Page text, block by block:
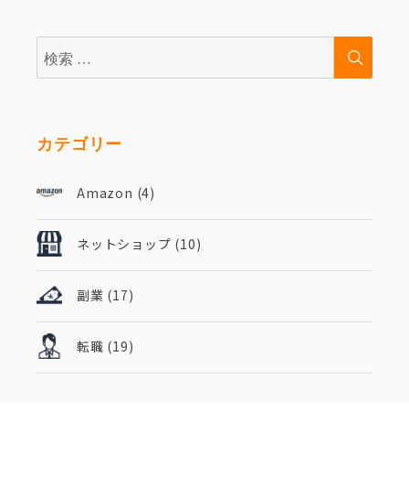
検
索:
検
カテゴリー
Amazon (4)
ネットショップ (10)
副業 (17)
転職 (19)